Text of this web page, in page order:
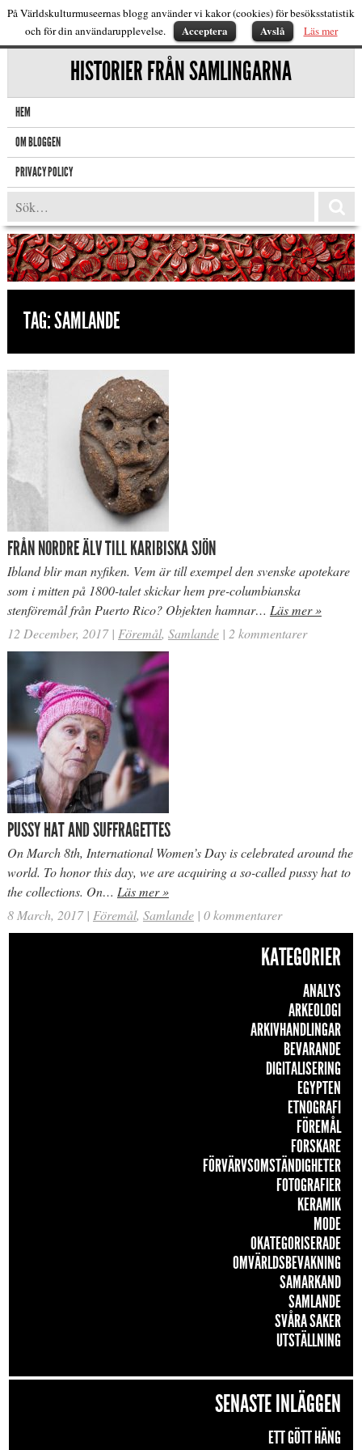
HISTORIER FRÅN SAMLINGARNA
HEM
OM BLOGGEN
PRIVACY POLICY
TAG:SAMLANDE
FRÅN NORDRE ÄLV TILL KARIBISKA SJÖN
Ibland blir man nyfiken. Vem är till exempel den svenske apotekare
som i mitten på 1800-talet skickar hem pre-columbianska
stenföremål från Puerto Rico? Objekten hamnar… Läs mer »
12 December, 2017 | Föremål, Samlande | 2 kommentarer
PUSSY HAT AND SUFFRAGETTES
On March 8th, International Women’s Day is celebrated around the
world. To honor this day, we are acquiring a so-called pussy hat to
the collections. On… Läs mer »
8 March, 2017 | Föremål, Samlande | 0 kommentarer
KATEGORIER
ANALYS
ARKEOLOGI
ARKIVHANDLINGAR
BEVARANDE
DIGITALISERING
EGYPTEN
ETNOGRAFI
FÖREMÅL
FORSKARE
FÖRVÄRVSOMSTÄNDIGHETER
FOTOGRAFIER
KERAMIK
MODE
OKATEGORISERADE
OMVÄRLDSBEVAKNING
SAMARKAND
SAMLANDE
SVÅRA SAKER
UTSTÄLLNING
SENASTE INLÄGGEN
ETT GÖTT HÄNG
På Världskulturmuseernas blogg använder vi kakor (cookies) för besöksstatistik
och för din användarupplevelse.
Acceptera Avslå Läs mer